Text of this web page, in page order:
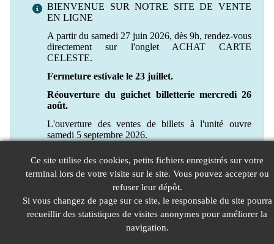
BIENVENUE SUR NOTRE SITE DE VENTE
EN LIGNE
A partir du samedi 27 juin 2026, dès 9h, rendez-vous
directement sur l'onglet ACHAT CARTE
CELESTE.
Fermeture estivale le 23 juillet.
Réouverture du guichet billetterie mercredi 26
août.
L'ouverture des ventes de billets à l'unité ouvre
samedi 5 septembre 2026.
Ce site utilise des cookies, petits fichiers enregistrés sur votre
terminal lors de votre visite sur le site. Vous pouvez accepter ou
refuser leur dépôt.
Si vous changez de page sur ce site, le responsable du site pourra
recueillir des statistiques de visites anonymes pour améliorer la
navigation.